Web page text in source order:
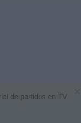
de partidos en TV